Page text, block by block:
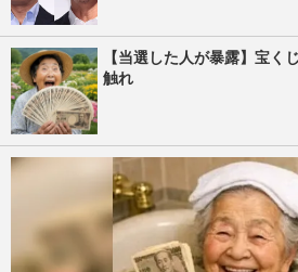
【当選した人が暴露】宝く
触れ